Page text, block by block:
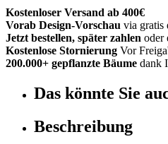
Kostenloser Versand ab 400€
Vorab Design-Vorschau via gratis
Jetzt bestellen, später zahlen oder
Kostenlose Stornierung Vor
200.000+ gepflanzte Bäume dank
Das könnte Sie
Beschreibung